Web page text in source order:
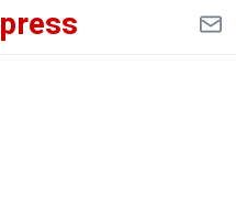
press